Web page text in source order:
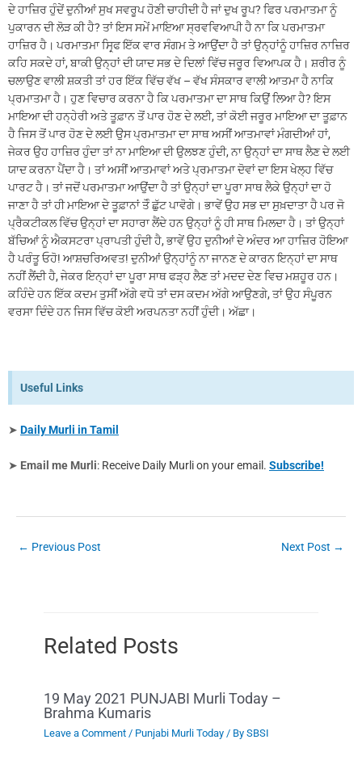
ਦੇ ਹਾਜ਼ਿਰ ਹੁੰਦੇਂ ਦੁਨੀਆਂ ਸੁਖ ਸਵਰੂਪ ਹੋਣੀ ਚਾਹੀਦੀ ਹੈ ਜਾਂ ਦੁਖ ਰੂਪ? ਫਿਰ ਪਰਮਾਤਮਾ ਨੂੰ
ਪੁਕਾਰਨ ਦੀ ਲੋੜ ਕੀ ਹੈ? ਤਾਂ ਇਸ ਸਮੇਂ ਮਾਇਆ ਸ੍ਰਵਵਿਆਪੀ ਹੈ ਨਾ ਕਿ ਪਰਮਾਤਮਾ
ਹਾਜ਼ਿਰ ਹੈ। ਪਰਮਾਤਮਾ ਸਿਰ੍ਫ ਇੱਕ ਵਾਰ ਸੰਗਮ ਤੇ ਆਉਂਦਾ ਹੈ ਤਾਂ ਉਨ੍ਹਾਂਨੂੰ ਹਾਜ਼ਿਰ ਨਾਜ਼ਿਰ
ਕਹਿ ਸਕਦੇ ਹਾਂ, ਬਾਕੀ ਉਨ੍ਹਾਂ ਦੀ ਯਾਦ ਸਭ ਦੇ ਦਿਲਾਂ ਵਿੱਚ ਜਰੂਰ ਵਿਆਪਕ ਹੈ। ਸ਼ਰੀਰ ਨੂੰ
ਚਲਾਉਣ ਵਾਲੀ ਸ਼ਕਤੀ ਤਾਂ ਹਰ ਇੱਕ ਵਿੱਚ ਵੱਖ – ਵੱਖ ਸੰਸਕਾਰ ਵਾਲੀ ਆਤਮਾ ਹੈ ਨਾਕਿ
ਪ੍ਰਮਾਤਮਾ ਹੈ। ਹੁਣ ਵਿਚਾਰ ਕਰਨਾ ਹੈ ਕਿ ਪਰਮਾਤਮਾ ਦਾ ਸਾਥ ਕਿਉਂ ਲਿਆ ਹੈ? ਇਸ
ਮਾਇਆ ਦੀ ਹਨ੍ਹੇਰੀ ਅਤੇ ਤੂਫ਼ਾਨ ਤੋਂ ਪਾਰ ਹੋਣ ਦੇ ਲਈ, ਤਾਂ ਕੋਈ ਜਰੂਰ ਮਾਇਆ ਦਾ ਤੂਫ਼ਾਨ
ਹੈ ਜਿਸ ਤੋਂ ਪਾਰ ਹੋਣ ਦੇ ਲਈ ਉਸ ਪ੍ਰਮਾਤਮਾ ਦਾ ਸਾਥ ਅਸੀਂ ਆਤਮਾਵਾਂ ਮੰਗਦੀਆਂ ਹਾਂ,
ਜੇਕਰ ਉਹ ਹਾਜ਼ਿਰ ਹੁੰਦਾ ਤਾਂ ਨਾ ਮਾਇਆ ਦੀ ਉਲਝਣ ਹੁੰਦੀ, ਨਾ ਉਨ੍ਹਾਂ ਦਾ ਸਾਥ ਲੈਣ ਦੇ ਲਈ
ਯਾਦ ਕਰਨਾ ਪੈਂਦਾ ਹੈ। ਤਾਂ ਅਸੀਂ ਆਤਮਾਵਾਂ ਅਤੇ ਪ੍ਰਮਾਤਮਾ ਦੋਵਾਂ ਦਾ ਇਸ ਖੇਲ੍ਹ ਵਿੱਚ
ਪਾਰਟ ਹੈ। ਤਾਂ ਜਦੋਂ ਪਰਮਾਤਮਾ ਆਉਂਦਾ ਹੈ ਤਾਂ ਉਨ੍ਹਾਂ ਦਾ ਪੂਰਾ ਸਾਥ ਲੈਕੇ ਉਨ੍ਹਾਂ ਦਾ ਹੋ
ਜਾਣਾ ਹੈ ਤਾਂ ਹੀ ਮਾਇਆ ਦੇ ਤੂਫ਼ਾਨਾਂ ਤੋੰ ਛੁੱਟ ਪਾਵੋਗੇ। ਭਾਵੇਂ ਉਹ ਸਭ ਦਾ ਸੁਖ਼ਦਾਤਾ ਹੈ ਪਰ ਜੋ
ਪ੍ਰੈਕਟੀਕਲ ਵਿੱਚ ਉਨ੍ਹਾਂ ਦਾ ਸਹਾਰਾ ਲੈਂਦੇ ਹਨ ਉਨ੍ਹਾਂ ਨੂੰ ਹੀ ਸਾਥ ਮਿਲਦਾ ਹੈ। ਤਾਂ ਉਨ੍ਹਾਂ
ਬੱਚਿਆਂ ਨੂੰ ਐਕਸਟਰਾ ਪ੍ਰਾਪਤੀ ਹੁੰਦੀ ਹੈ, ਭਾਵੇਂ ਉਹ ਦੁਨੀਆਂ ਦੇ ਅੰਦਰ ਆ ਹਾਜ਼ਿਰ ਹੋਇਆ
ਹੈ ਪਰੰਤੂ ਓਹੋ! ਆਸ਼ਚਰਿਅਵਤ! ਦੁਨੀਆਂ ਉਨ੍ਹਾਂਨੂੰ ਨਾ ਜਾਨਣ ਦੇ ਕਾਰਨ ਇਨ੍ਹਾਂ ਦਾ ਸਾਥ
ਨਹੀਂ ਲੈਂਦੀ ਹੈ, ਜੇਕਰ ਇਨ੍ਹਾਂ ਦਾ ਪੂਰਾ ਸਾਥ ਫੜ੍ਹ ਲੈਣ ਤਾਂ ਮਦਦ ਦੇਣ ਵਿਚ ਮਸ਼ਹੂਰ ਹਨ।
ਕਹਿੰਦੇ ਹਨ ਇੱਕ ਕਦਮ ਤੁਸੀਂ ਅੱਗੇ ਵਧੋ ਤਾਂ ਦਸ ਕਦਮ ਅੱਗੇ ਆਉਣਗੇ, ਤਾਂ ਉਹ ਸੰਪੂਰਨ
ਵਰਸਾ ਦਿੰਦੇ ਹਨ ਜਿਸ ਵਿੱਚ ਕੋਈ ਅਰਪਨਤਾ ਨਹੀਂ ਹੁੰਦੀ। ਅੱਛਾ।
Useful Links
➤ Daily Murli in Tamil
➤ Email me Murli: Receive Daily Murli on your email. Subscribe!
← Previous Post Next Post →
Related Posts
19 May 2021 PUNJABI Murli Today –
Brahma Kumaris
Leave a Comment / Punjabi Murli Today / BySBSI